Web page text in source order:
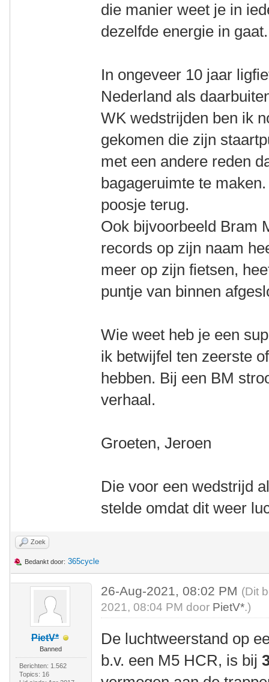
die manier weet je in
dezelfde energie in gaat.
In ongeveer 10 jaar
Nederland als
WK wedstrijden ben ik
gekomen die zijn
met een andere reden
bagageruimte te
poosje terug.
Ook bijvoorbeeld Bram
records op zijn naam
meer op zijn fietsen,
puntje van binnen
Wie weet heb je een
ik betwijfel ten zeerste
hebben. Bij een BM
verhaal.
Groeten, Jeroen
Die voor een wedstrijd
stelde omdat dit weer
Zoek
Bedankt door: 365cycle
PietV*
Banned
Berichten: 1.562
Topics: 16
26-Aug-2021, 08:02 PM (Dit
2021, 08:04 PM door PietV*.)
De luchtweerstand op
b.v. een M5 HCR, is bij